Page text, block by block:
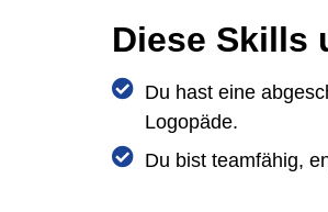
Diese Skills
Du hast eine
Logopäde.
Du bist teamfähig,